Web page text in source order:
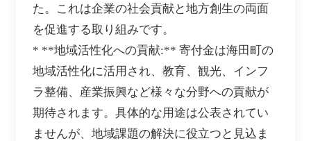
た。これは企業の社会貢献と地方創生の両面
を促進する取り組みです。
* **地域活性化への貢献:** 寄付金は海田町の
地域活性化に活用され、教育、観光、インフ
ラ整備、産業振興など様々な分野への貢献が
期待されます。具体的な用途は公表されてい
ませんが、地域課題の解決に役立つと見込ま